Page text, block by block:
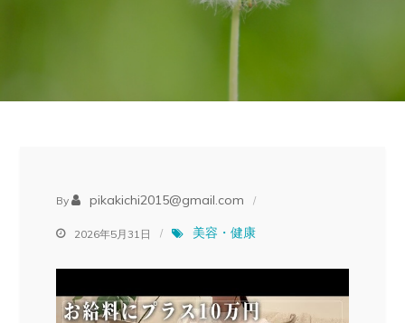
By pikakichi2015@gmail.com
2026年5月31日 美容・健康